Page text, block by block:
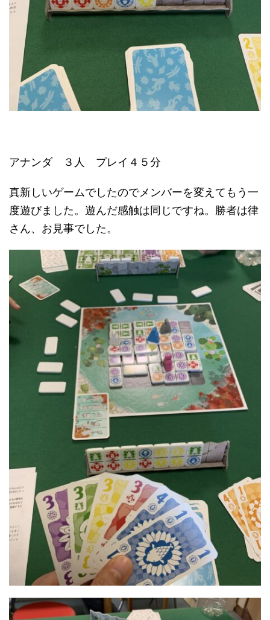
アナンダ ３人 プレイ４５分
真新しいゲームでしたのでメンバーを変えてもう一
度遊びました。遊んだ感触は同じですね。勝者は律
さん、お見事でした。